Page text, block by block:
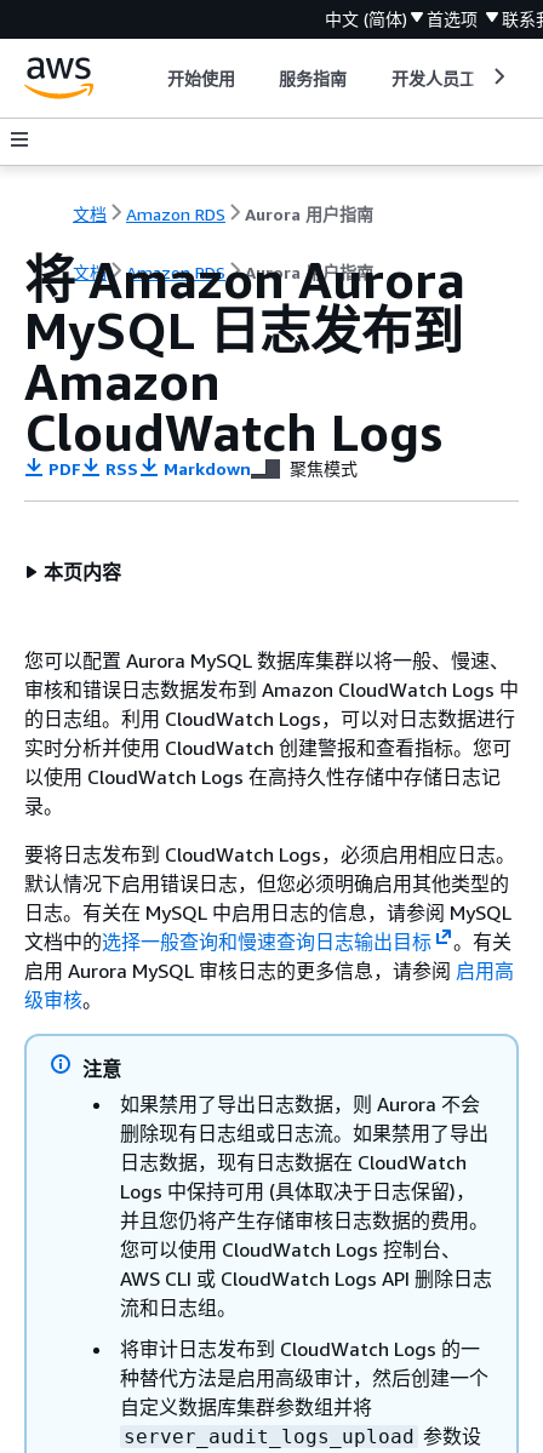
中文 (简体) 首选项 联系
开始使用 服务指南 开发人员工具
文档 Amazon RDS Aurora 用户指南
文档 Amazon RDS Aurora 用户指南
将 Amazon Aurora
MySQL 日志发布到
Amazon
CloudWatch Logs
PDF RSS Markdown 聚焦模式
本页内容
您可以配置 Aurora MySQL 数据库集群以将一般、慢速、
审核和错误日志数据发布到 Amazon CloudWatch Logs 中
的日志组。利用 CloudWatch Logs，可以对日志数据进行
实时分析并使用 CloudWatch 创建警报和查看指标。您可
以使用 CloudWatch Logs 在高持久性存储中存储日志记
录。
要将日志发布到 CloudWatch Logs，必须启用相应日志。
默认情况下启用错误日志，但您必须明确启用其他类型的
日志。有关在 MySQL 中启用日志的信息，请参阅 MySQL
文档中的选择一般查询和慢速查询日志输出目标
。有关
启用 Aurora MySQL 审核日志的更多信息，请参阅 启用高
级审核。
注意
如果禁用了导出日志数据，则 Aurora 不会
删除现有日志组或日志流。如果禁用了导出
日志数据，现有日志数据在 CloudWatch
Logs 中保持可用 (具体取决于日志保留)，
并且您仍将产生存储审核日志数据的费用。
您可以使用 CloudWatch Logs 控制台、
AWS CLI 或 CloudWatch Logs API 删除日志
流和日志组。
将审计日志发布到 CloudWatch Logs 的一
种替代方法是启用高级审计，然后创建一个
自定义数据库集群参数组并将
server_audit_logs_upload 参数设